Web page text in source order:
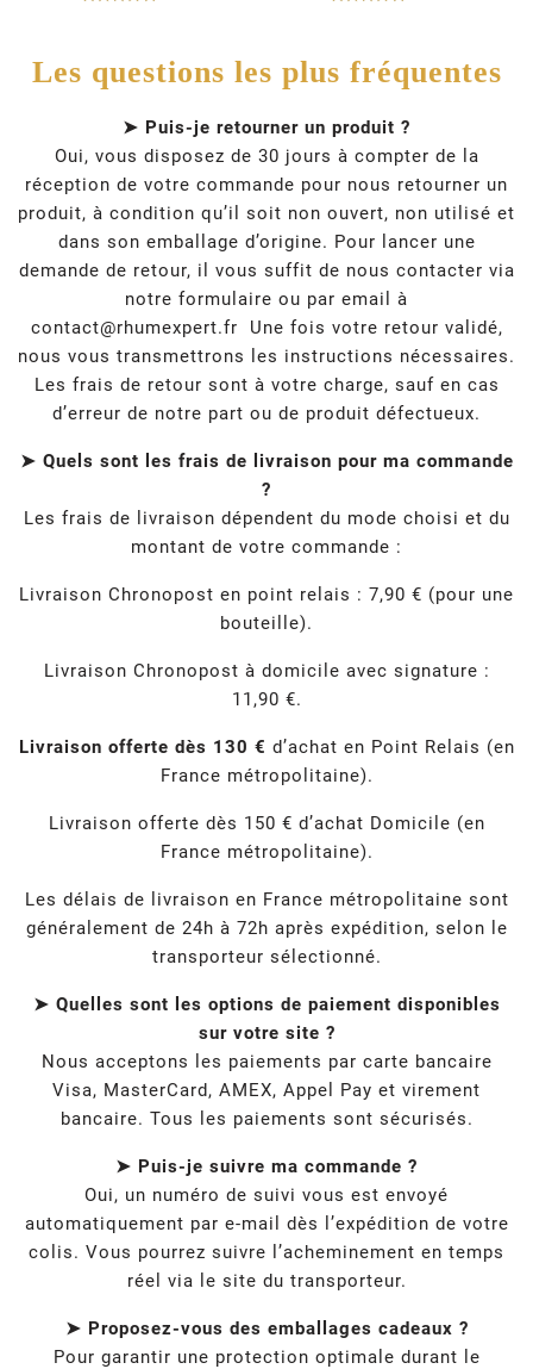
Les questions les plus fréquentes
➤ Puis-je retourner un produit ?
Oui, vous disposez de 30 jours à compter de la
réception de votre commande pour nous retourner un
produit, à condition qu’il soit non ouvert, non utilisé et
dans son emballage d’origine. Pour lancer une
demande de retour, il vous suffit de nous contacter via
notre formulaire ou par email à
contact@rhumexpert.fr Une fois votre retour validé,
nous vous transmettrons les instructions nécessaires.
Les frais de retour sont à votre charge, sauf en cas
d’erreur de notre part ou de produit défectueux.
➤ Quels sont les frais de livraison pour ma commande
?
Les frais de livraison dépendent du mode choisi et du
montant de votre commande :
Livraison Chronopost en point relais : 7,90 € (pour une
bouteille).
Livraison Chronopost à domicile avec signature :
11,90 €.
Livraison offerte dès 130 € d’achat en Point Relais (en
France métropolitaine).
Livraison offerte dès 150 € d’achat Domicile (en
France métropolitaine).
Les délais de livraison en France métropolitaine sont
généralement de 24h à 72h après expédition, selon le
transporteur sélectionné.
➤ Quelles sont les options de paiement disponibles
sur votre site ?
Nous acceptons les paiements par carte bancaire
Visa, MasterCard, AMEX, Appel Pay et virement
bancaire. Tous les paiements sont sécurisés.
➤ Puis-je suivre ma commande ?
Oui, un numéro de suivi vous est envoyé
automatiquement par e-mail dès l’expédition de votre
colis. Vous pourrez suivre l’acheminement en temps
réel via le site du transporteur.
➤ Proposez-vous des emballages cadeaux ?
Pour garantir une protection optimale durant le